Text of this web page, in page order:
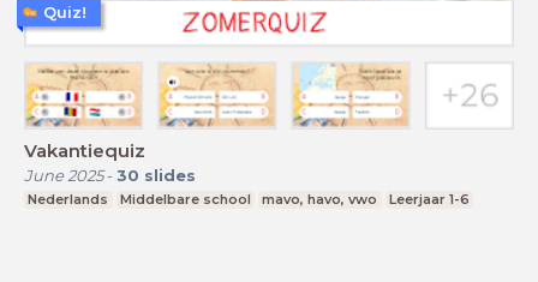
Vakantiequiz
June 2025- 30 slides
Nederlands Middelbare school mavo, havo, vwo Leerjaar 1-6
Quiz!